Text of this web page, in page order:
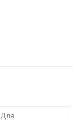
Для